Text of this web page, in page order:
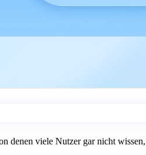
viele Nutzer gar nicht